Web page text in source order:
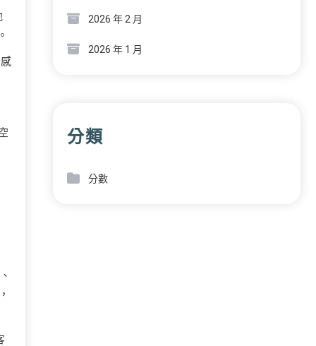
2026 年 2 月
2026 年 1 月
分類
分數